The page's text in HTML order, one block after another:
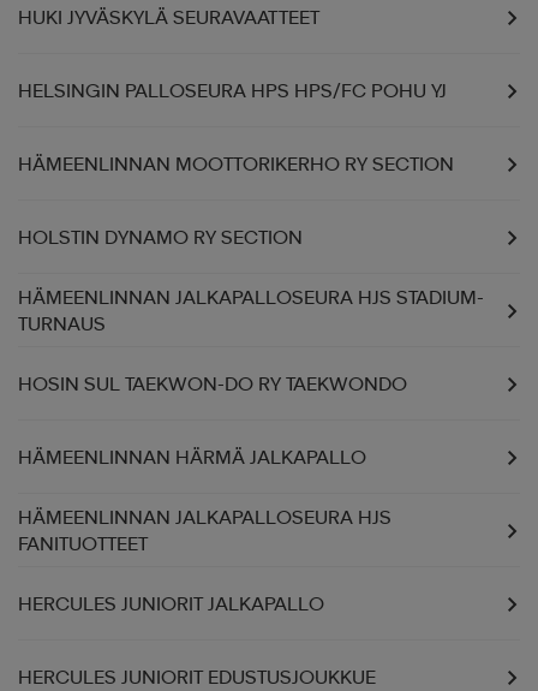
HUKI JYVÄSKYLÄ SEURAVAATTEET
HELSINGIN PALLOSEURA HPS HPS/FC POHU YJ
HÄMEENLINNAN MOOTTORIKERHO RY SECTION
HOLSTIN DYNAMO RY SECTION
HÄMEENLINNAN JALKAPALLOSEURA HJS STADIUM-
TURNAUS
HOSIN SUL TAEKWON-DO RY TAEKWONDO
HÄMEENLINNAN HÄRMÄ JALKAPALLO
HÄMEENLINNAN JALKAPALLOSEURA HJS
FANITUOTTEET
HERCULES JUNIORIT JALKAPALLO
HERCULES JUNIORIT EDUSTUSJOUKKUE